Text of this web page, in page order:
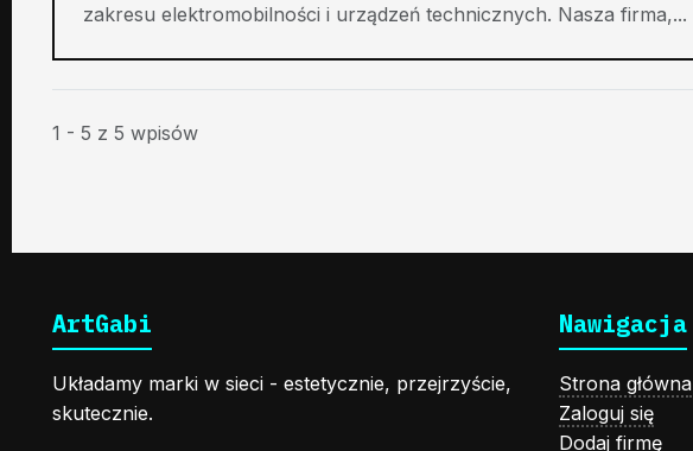
zakresu elektromobilności i urządzeń technicznych. Nasza firma,...
1 - 5 z 5 wpisów
ArtGabi
Układamy marki w sieci - estetycznie, przejrzyście,
skutecznie.
Nawigacja
Strona główna
Zaloguj się
Dodaj firmę